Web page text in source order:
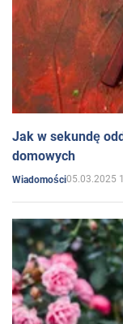
Jak w sekundę
domowych
Wiadomości05.03.2025